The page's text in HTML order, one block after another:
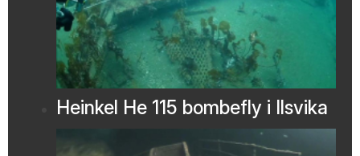
Heinkel He 115 bombefly i Ilsvika